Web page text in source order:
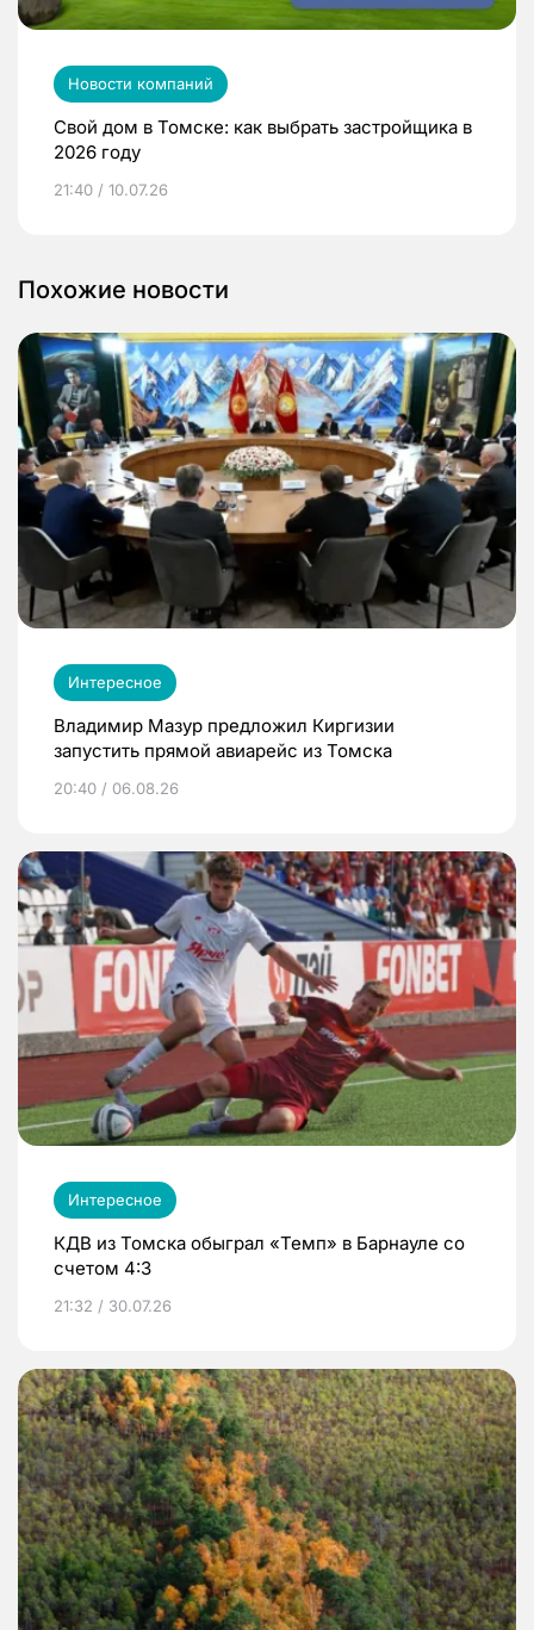
Новости компаний
Свой дом в Томске: как выбрать застройщика в
2026 году
21:40 / 10.07.26
Похожие новости
Интересное
Владимир Мазур предложил Киргизии
запустить прямой авиарейс из Томска
20:40 / 06.08.26
Интересное
КДВ из Томска обыграл «Темп» в Барнауле со
счетом 4:3
21:32 / 30.07.26